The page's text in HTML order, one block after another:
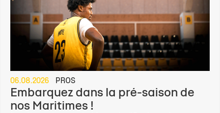
06.08.2026 PROS
Embarquez dans la pré-saison de
nos Maritimes !